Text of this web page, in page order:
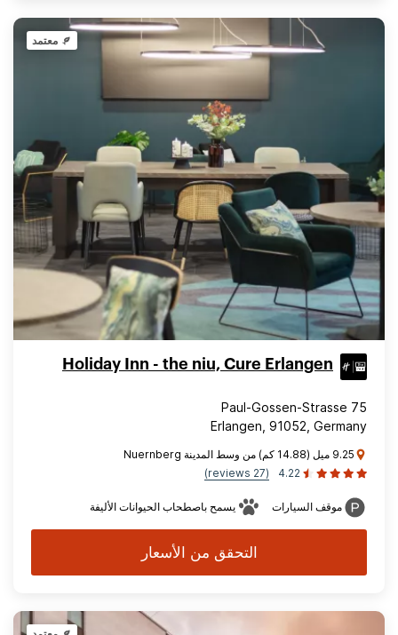
معتمد
Holiday Inn - the niu, Cure Erlangen
Paul-Gossen-Strasse 75
Erlangen, 91052, Germany
9.25 ميل (14.88 كم) من وسط المدينة Nuernberg
4.22
(27 reviews)
موقف السيارات يسمح باصطحاب الحيوانات الأليفة
التحقق من الأسعار